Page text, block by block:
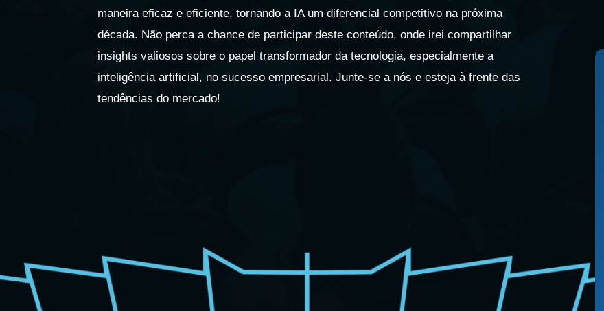
maneira eficaz e eficiente, tornando a IA um diferencial competitivo na próxima
década. Não perca a chance de participar deste conteúdo, onde irei compartilhar
insights valiosos sobre o papel transformador da tecnologia, especialmente a
inteligência artificial, no sucesso empresarial. Junte-se a nós e esteja à frente das
tendências do mercado!